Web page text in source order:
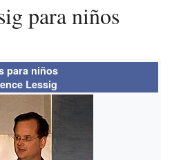
para niños
para niños
Lessig